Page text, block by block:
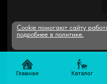
Главная Каталог
Cookie помогают сайту
подробнее в политике.